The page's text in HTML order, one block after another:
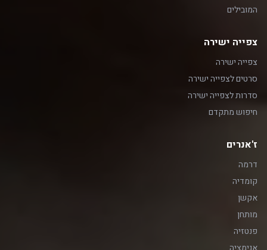
המובילים
צפייה ישירה
צפייה ישירה
סרטים לצפייה ישירה
סדרות לצפייה ישירה
חיפוש מתקדם
ז'אנרים
דרמה
קומדיה
אקשן
מותחן
פנטזיה